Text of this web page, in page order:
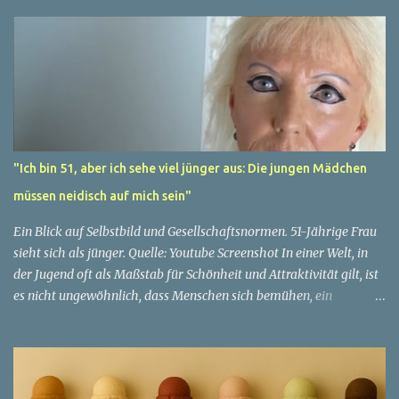
"Ich bin 51, aber ich sehe viel jünger aus: Die jungen Mädchen
müssen neidisch auf mich sein"
Ein Blick auf Selbstbild und Gesellschaftsnormen. 51-Jährige Frau
sieht sich als jünger. Quelle: Youtube Screenshot In einer Welt, in
der Jugend oft als Maßstab für Schönheit und Attraktivität gilt, ist
es nicht ungewöhnlich, dass Menschen sich bemühen, ein
faszinierendes Beispiel für diese Diskrepanz ist die Geschichte